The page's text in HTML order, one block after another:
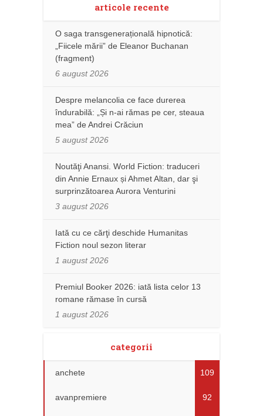
articole recente
O saga transgenerațională hipnotică:
„Fiicele mării” de Eleanor Buchanan
(fragment)
6 august 2026
Despre melancolia ce face durerea
îndurabilă: „Și n-ai rămas pe cer, steaua
mea” de Andrei Crăciun
5 august 2026
Noutăţi Anansi. World Fiction: traduceri
din Annie Ernaux și Ahmet Altan, dar şi
surprinzătoarea Aurora Venturini
3 august 2026
Iată cu ce cărţi deschide Humanitas
Fiction noul sezon literar
1 august 2026
Premiul Booker 2026: iată lista celor 13
romane rămase în cursă
1 august 2026
categorii
anchete 109
avanpremiere 92